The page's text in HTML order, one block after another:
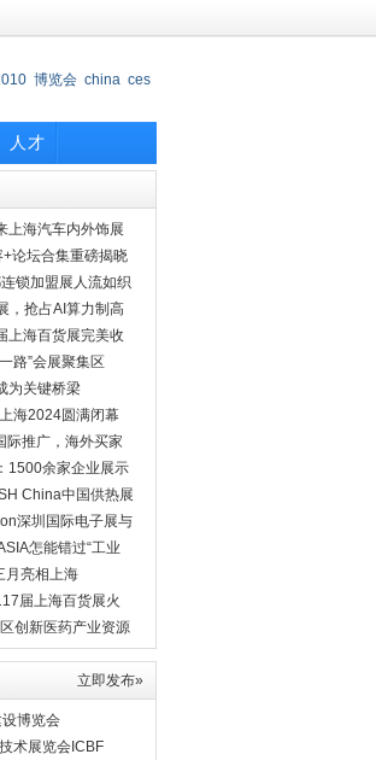
博览会 china ces
人才
上海汽车内外饰展
论坛合集重磅揭晓
锁加盟展人流如织
，抢占AI算力制高
上海百货展完美收
路”会展聚集区
为关键桥梁
海2024圆满闭幕
际推广，海外买家
1500余家企业展示
China中国供热展
深圳国际电子展与
怎能错过“工业
月亮相上海
届上海百货展火
创新医药产业资源
立即发布»
博览会
术展览会ICBF